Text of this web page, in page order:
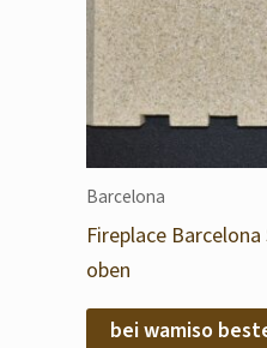
Barcelona
Fireplace
oben
bei wamiso